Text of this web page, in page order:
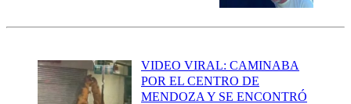
VIDEO VIRAL: CAMINABA
POR EL CENTRO DE
MENDOZA Y SE ENCONTRÓ